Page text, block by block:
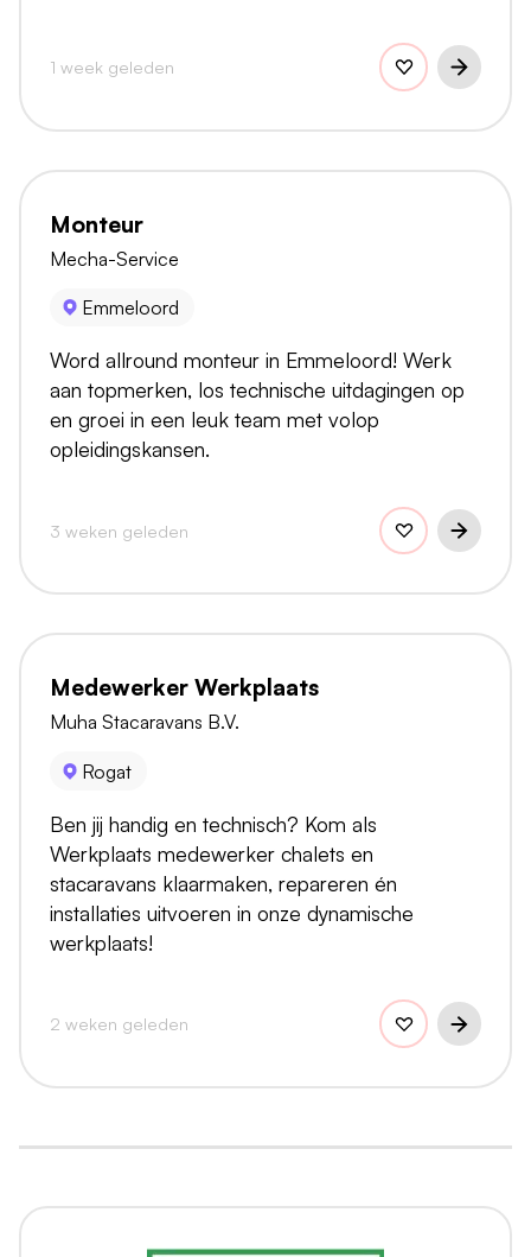
1 week geleden
Monteur
Mecha-Service
Emmeloord
Word allround monteur in Emmeloord! Werk
aan topmerken, los technische uitdagingen op
en groei in een leuk team met volop
opleidingskansen.
3 weken geleden
Medewerker Werkplaats
Muha Stacaravans B.V.
Rogat
Ben jij handig en technisch? Kom als
Werkplaats medewerker chalets en
stacaravans klaarmaken, repareren én
installaties uitvoeren in onze dynamische
werkplaats!
2 weken geleden